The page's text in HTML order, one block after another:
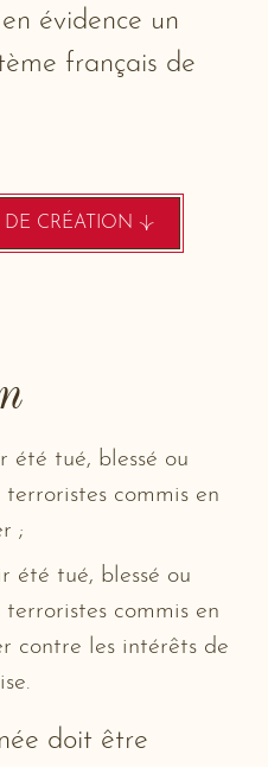
évidence un
français de
CRÉATION
NEW
été tué, blessé ou
terroristes commis en
;
été tué, blessé ou
terroristes commis en
contre les intérêts de
doit être